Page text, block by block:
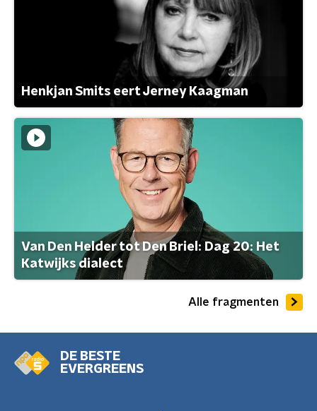
Henkjan Smits eert Jerney Kaagman
Van Den Helder tot Den Briel: Dag 20: Het
Katwijks dialect
Alle fragmenten
DE BESTE
EVERGREENS